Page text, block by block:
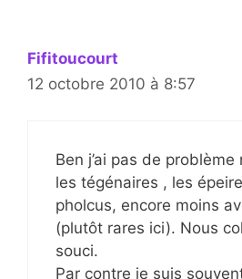
Fifitoucourt
12 octobre 2010 à 8:57
Ben j’ai pas de
les tégénaires , les
pholcus, encore moins
(plutôt rares ici). Nous
souci.
Par contre je suis